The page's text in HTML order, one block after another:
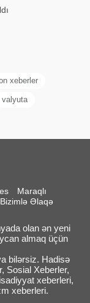
xeberler
valyuta
Maraqlı
Bizimlə Əlaqə
olan ən yeni
almaq üçün
bilərsiz. Hadisə
Sosial Xeberler,
xeberleri,
xeberleri.